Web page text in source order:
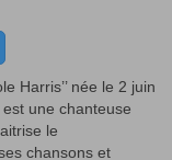
Harris’’ née le 2 juin
une chanteuse
le
chansons et